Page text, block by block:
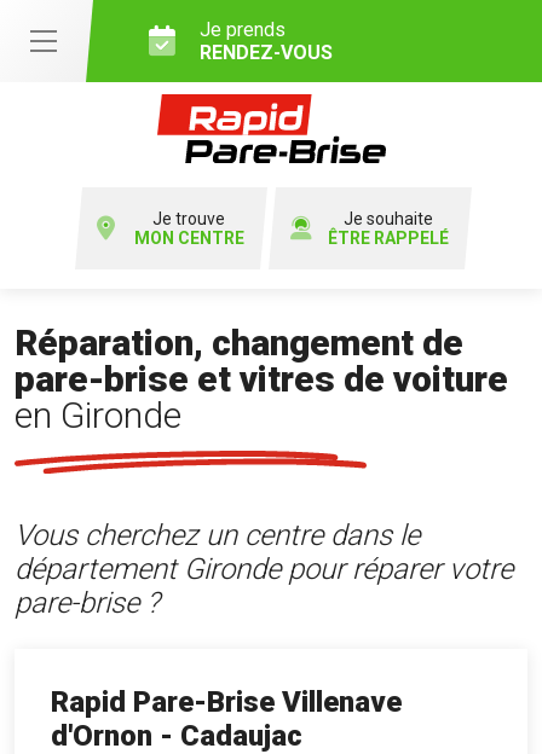
Je prends
RENDEZ-VOUS
Je trouve
MON CENTRE
Je souhaite
ÊTRE RAPPELÉ
Réparation, changement de
pare-brise et vitres de voiture
en Gironde
Vous cherchez un centre dans le
département Gironde pour réparer votre
pare-brise ?
Rapid Pare-Brise Villenave
d'Ornon - Cadaujac